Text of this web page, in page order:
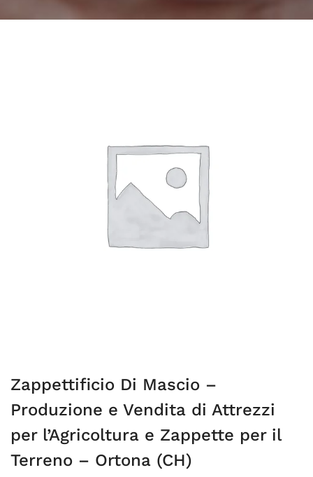
Zappettificio Di Mascio –
Produzione e Vendita di Attrezzi
per l’Agricoltura e Zappette per il
Terreno – Ortona (CH)